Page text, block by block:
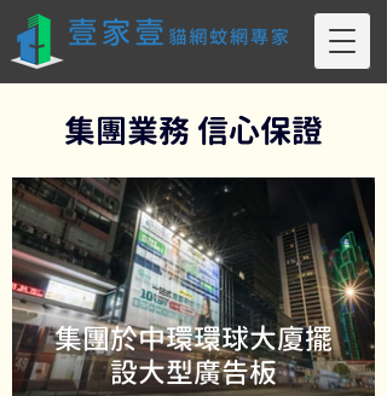
集團業務 信心保證
集團於中環環球大廈擺
設大型廣告板